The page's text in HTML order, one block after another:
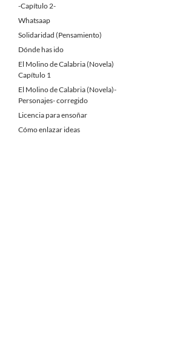
-Capítulo 2-
Whatsaap
Solidaridad (Pensamiento)
Dónde has ido
El Molino de Calabria (Novela)
Capítulo 1
El Molino de Calabria (Novela)-
Personajes- corregido
Licencia para ensoñar
Cómo enlazar ideas